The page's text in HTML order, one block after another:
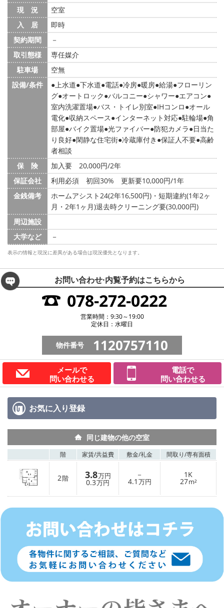
現 況
空室
入 居
即時
契約期間
－
取引態様
専任媒介
駐車場
空無
設備/条件
上水道 下水道 電話 冷房 暖房 給湯 フローリン
グ オートロック バルコニー シャワー エアコン
室内洗濯置場 バス・トイレ別室 IHコンロ オール
電化 収納スペース インターネット対応 駐輪場 角
部屋 バイク置場 光ファイバー 防犯カメラ
日当た
り良好 閑静な住宅街 冷蔵庫付き 保証人不要 高齢
者相談
保 険
加入要 20,000円/2年
保証会社
利用必須 初回30% 更新要10,000円/1年
金銭備考
ホームアシスト24(2年16,500円)・短期違約(1年2ヶ
月・2年1ヶ月)退去時クリーニング要(30,000円)
周辺施設
大学など
－
表示の情報と現況に差異がある場合は現況優先となります。
お問い合わせ·内覧予約はこちらから
078-272-0222
営業時間：9:30～19:00
定休日：水曜日
物件番号 1120757110
メールで
問い合わせる
電話で
問い合わせる
お気に入り登録
同じ建物の他の空室
階 家賃/共益費 敷金/礼金 間取り/専有面積
2階 3.8万円
0.3万円
－
4.1 万円
1K
27m²